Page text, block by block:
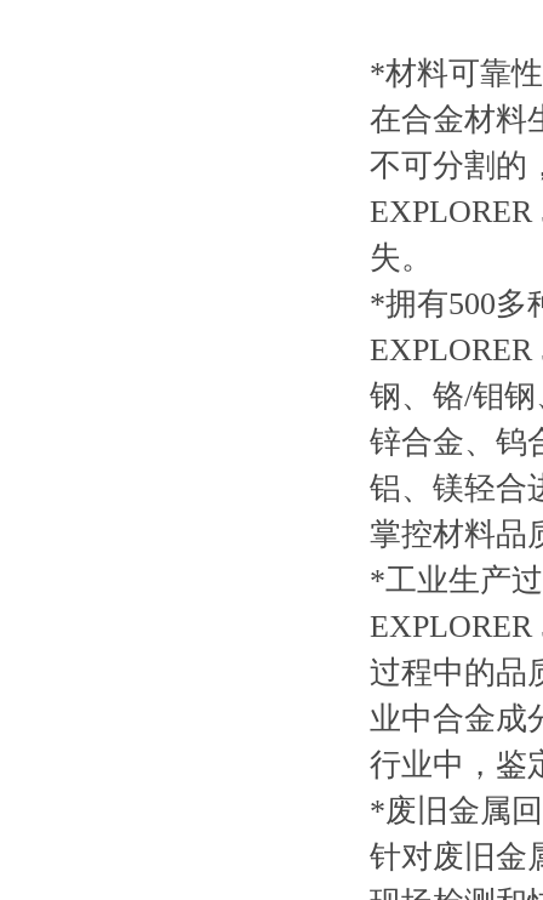
*材料可靠
在合金材料
不可分割的
失。
*拥有500多
钢、铬/钼
锌合金、钨
铝、镁轻合
掌控材料品
*工业生产
过程中的品
业中合金成
行业中，鉴
*废旧金属
针对废旧金